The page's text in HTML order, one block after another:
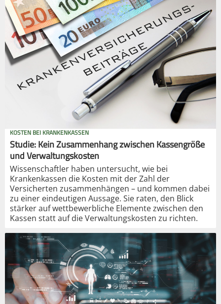
KOSTEN BEI KRANKENKASSEN
Studie: Kein Zusammenhang zwischen Kassengröße
und Verwaltungskosten
Wissenschaftler haben untersucht, wie bei
Krankenkassen die Kosten mit der Zahl der
Versicherten zusammenhängen – und kommen dabei
zu einer eindeutigen Aussage. Sie raten, den Blick
stärker auf wettbewerbliche Elemente zwischen den
Kassen statt auf die Verwaltungskosten zu richten.